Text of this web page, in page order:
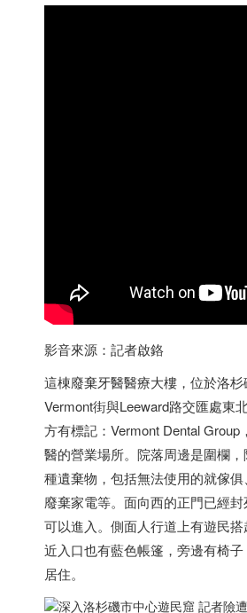
影音來源：記者啟鉻
這棟廢棄牙醫醫療大樓，位於洛
Vermont街與Leeward路交匯處東
方有標記：Vermont Dental Group
醫的營業場所。院落周邊是圍欄
種遺棄物，包括無法使用的就傢俱
廢棄家電等。面向西的正門已經
可以進入。側面人行道上有遊民
近入口也有藍色帳篷，旁邊有椅
居住。